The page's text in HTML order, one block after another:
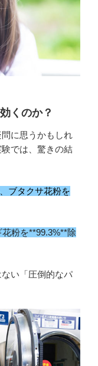
くのか？
問に思うかもしれ
では、驚きの結
、ブタクサ花粉を
花粉を**99.3%**除
い「圧倒的なパ